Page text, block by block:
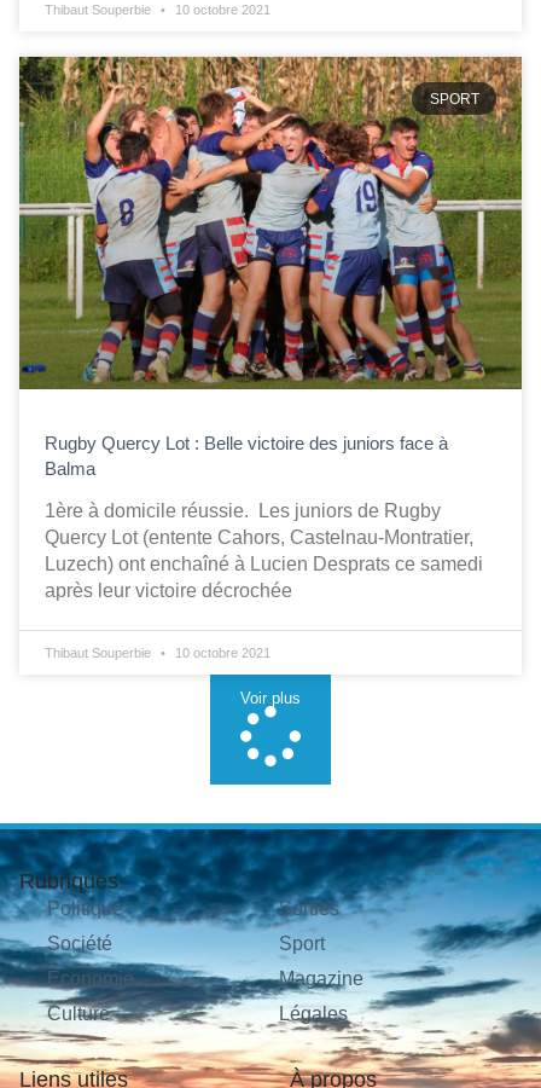
Thibaut Souperbie 10 octobre 2021
SPORT
Rugby Quercy Lot : Belle victoire des juniors face à
Balma
1ère à domicile réussie. Les juniors de Rugby
Quercy Lot (entente Cahors, Castelnau-Montratier,
Luzech) ont enchaîné à Lucien Desprats ce samedi
après leur victoire décrochée
Thibaut Souperbie 10 octobre 2021
Voir plus
Rubriques
Politique
Société
Économie
Culture
Sorties
Sport
Magazine
Légales
Liens utiles À propos